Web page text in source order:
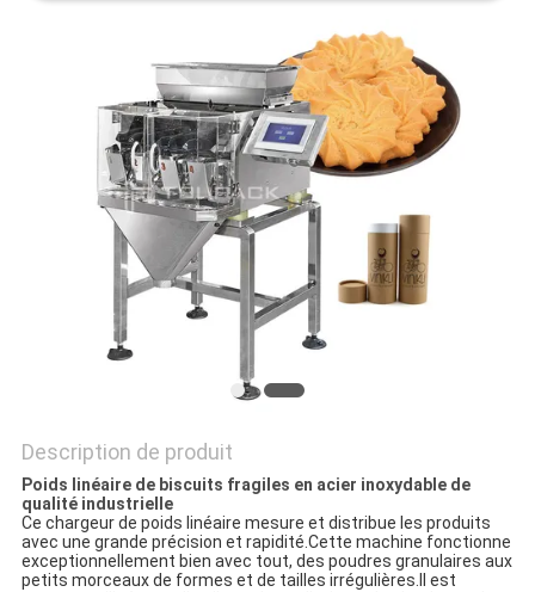
DEMANDEZ
UN DEVIS
CONFIDENTIALITÉ
Description de produit
Poids linéaire de biscuits fragiles en acier inoxydable de
qualité industrielle
Ce chargeur de poids linéaire mesure et distribue les produits
avec une grande précision et rapidité.Cette machine fonctionne
exceptionnellement bien avec tout, des poudres granulaires aux
petits morceaux de formes et de tailles irrégulières.Il est